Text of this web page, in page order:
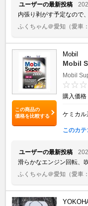
ユーザーの最新投稿
内張り剥がす予定なので
ふくちゃん＠愛知 （愛車
この商品の
価格を比較する
Mobil
Mobil
Mobil
購入価格
ケミカル
このカ
ユーザーの最新投稿
滑らかなエンジン回転、
ふくちゃん＠愛知 （愛車